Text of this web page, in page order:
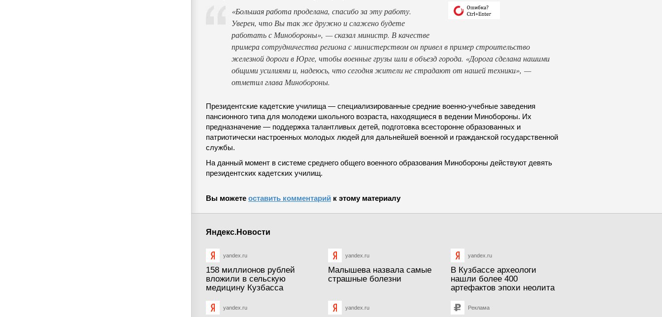
«Большая работа проделана, спасибо за эту работу.
Уверен, что Вы так же дружно и слажено будете
работать с Минобороны», — сказал министр. В качестве
примера сотрудничества региона с министерством он привел в пример строительство
железной дороги в Юрге, чтобы военные грузы шли в объезд города. «Дорога сделана нашими
общими усилиями и, надеюсь, что сегодня жители не страдают от нашей техники», —
отметил глава Минобороны.
Президентские кадетские училища — специализированные средние военно-учебные заведения
пансионного типа для молодежи школьного возраста, находящиеся в ведении Минобороны. Их
предназначение — поддержка талантливых детей, подготовка всесторонне образованных и
патриотически настроенных молодых людей для дальнейшей военной и гражданской государственной
службы.
На данный момент в системе среднего общего военного образования Минобороны действуют девять
президентских кадетских училищ.
Вы можете оставить комментарий к этому материалу
Яндекс.Новости
yandex.ru
158 миллионов рублей
вложили в сельскую
медицину Кузбасса
yandex.ru
Малышева назвала самые
страшные болезни
yandex.ru
В Кузбассе археологи
нашли более 400
артефактов эпохи неолита
yandex.ru yandex.ru Реклама